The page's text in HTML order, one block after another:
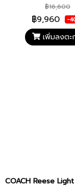
฿16,600
฿9,960 -
เพิ่มลงตะ
COACH Reese